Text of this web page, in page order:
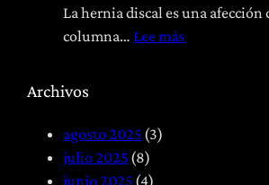
a
t
T
a
h
La hernia discal es una afección
columna… Lee más:
Archivos
agosto 2025 (3)
julio 2025 (8)
junio 2025 (4)